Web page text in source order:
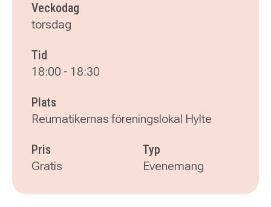
Veckodag
torsdag
Tid
18:00 - 18:30
Plats
Reumatikernas föreningslokal Hylte
Pris
Gratis
Typ
Evenemang